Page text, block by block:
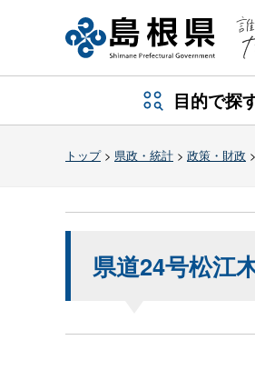
目的で探
トップ> 県政・統計 > 政策・財政 >
県道24号松江